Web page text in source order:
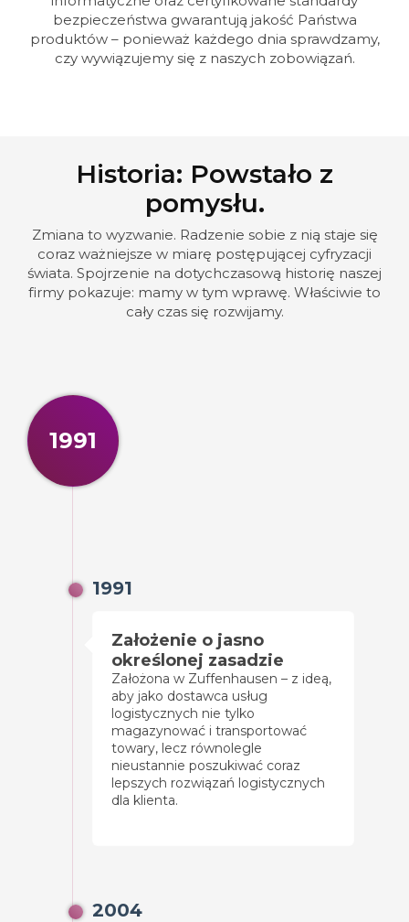
bezpieczeństwa gwarantują jakość Państwa
produktów – ponieważ każdego dnia sprawdzamy,
czy wywiązujemy się z naszych zobowiązań.
Historia: Powstało z
pomysłu.
Zmiana to wyzwanie. Radzenie sobie z nią staje się
coraz ważniejsze w miarę postępującej cyfryzacji
świata. Spojrzenie na dotychczasową historię naszej
firmy pokazuje: mamy w tym wprawę. Właściwie to
cały czas się rozwijamy.
1991
1991
Założenie o jasno
określonej zasadzie
Założona w Zuffenhausen – z ideą,
aby jako dostawca usług
logistycznych nie tylko
magazynować i transportować
towary, lecz równolegle
nieustannie poszukiwać coraz
lepszych rozwiązań logistycznych
dla klienta.
2004